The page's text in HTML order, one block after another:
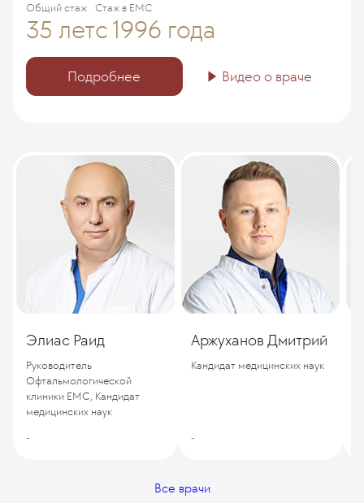
Элиас Раид
Руководитель
Офтальмологической
клиники ЕМС, Кандидат
медицинских наук
-
Аржуханов Дмитрий
Кандидат медицинских наук
-
Все врачи
Общий стаж
35 лет
Стаж в ЕМС
с 1996 года
Подробнее Видео о враче